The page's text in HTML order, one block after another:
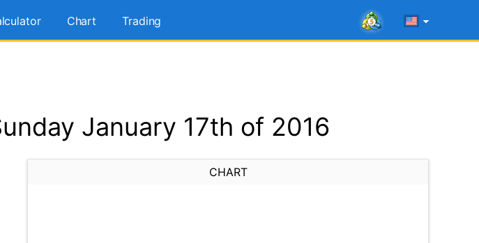
Chart Trading
January 17th of 2016
CHART